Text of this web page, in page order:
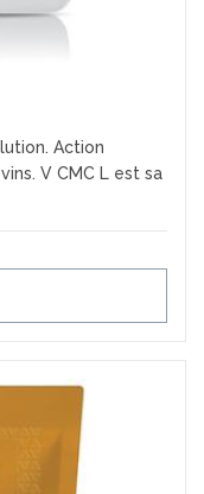
Action
V CMC L est sa